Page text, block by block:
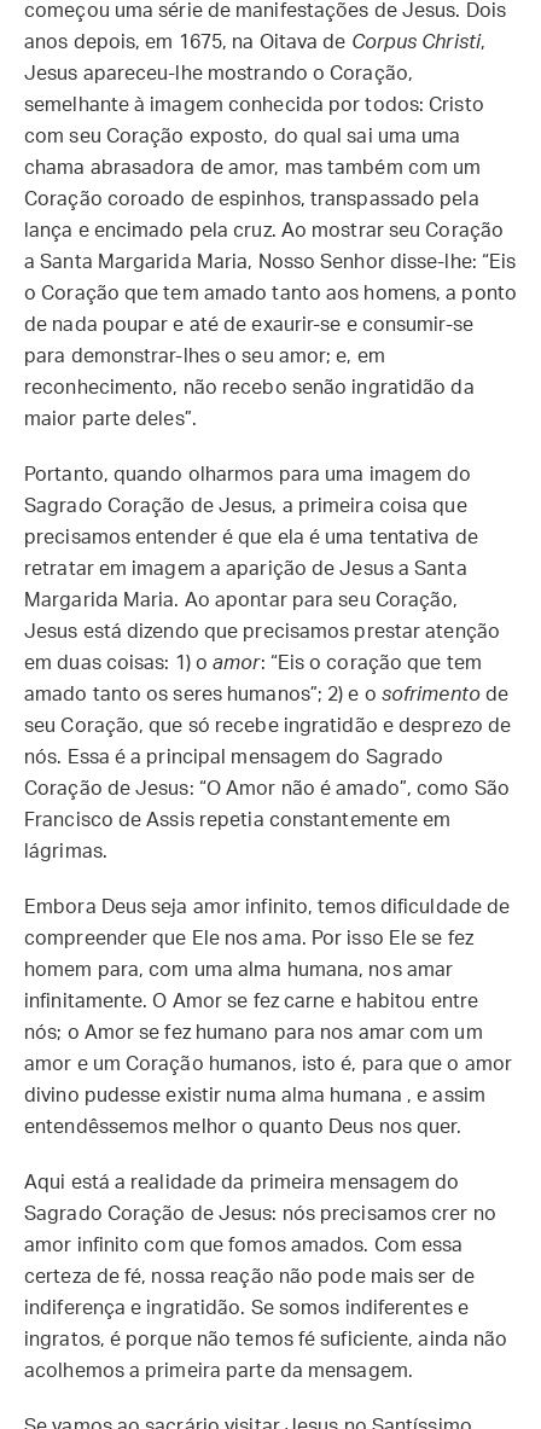
começou uma série de manifestações de Jesus. Dois
anos depois, em 1675, na Oitava de Corpus Christi,
Jesus apareceu-lhe mostrando o Coração,
semelhante à imagem conhecida por todos: Cristo
com seu Coração exposto, do qual sai uma uma
chama abrasadora de amor, mas também com um
Coração coroado de espinhos, transpassado pela
lança e encimado pela cruz. Ao mostrar seu Coração
a Santa Margarida Maria, Nosso Senhor disse-lhe: “Eis
o Coração que tem amado tanto aos homens, a ponto
de nada poupar e até de exaurir-se e consumir-se
para demonstrar-lhes o seu amor; e, em
reconhecimento, não recebo senão ingratidão da
maior parte deles”.
Portanto, quando olharmos para uma imagem do
Sagrado Coração de Jesus, a primeira coisa que
precisamos entender é que ela é uma tentativa de
retratar em imagem a aparição de Jesus a Santa
Margarida Maria. Ao apontar para seu Coração,
Jesus está dizendo que precisamos prestar atenção
em duas coisas: 1) o amor: “Eis o coração que tem
amado tanto os seres humanos”; 2) e o sofrimentode
seu Coração, que só recebe ingratidão e desprezo de
nós. Essa é a principal mensagem do Sagrado
Coração de Jesus: “O Amor não é amado”, como São
Francisco de Assis repetia constantemente em
lágrimas.
Embora Deus seja amor infinito, temos dificuldade de
compreender que Ele nos ama. Por isso Ele se fez
homem para, com uma alma humana, nos amar
infinitamente. O Amor se fez carne e habitou entre
nós; o Amor se fez humano para nos amar com um
amor e um Coração humanos, isto é, para que o amor
divino pudesse existir numa alma humana , e assim
entendêssemos melhor o quanto Deus nos quer.
Aqui está a realidade da primeira mensagem do
Sagrado Coração de Jesus: nós precisamos crer no
amor infinito com que fomos amados. Com essa
certeza de fé, nossa reação não pode mais ser de
indiferença e ingratidão. Se somos indiferentes e
ingratos, é porque não temos fé suficiente, ainda não
acolhemos a primeira parte da mensagem.